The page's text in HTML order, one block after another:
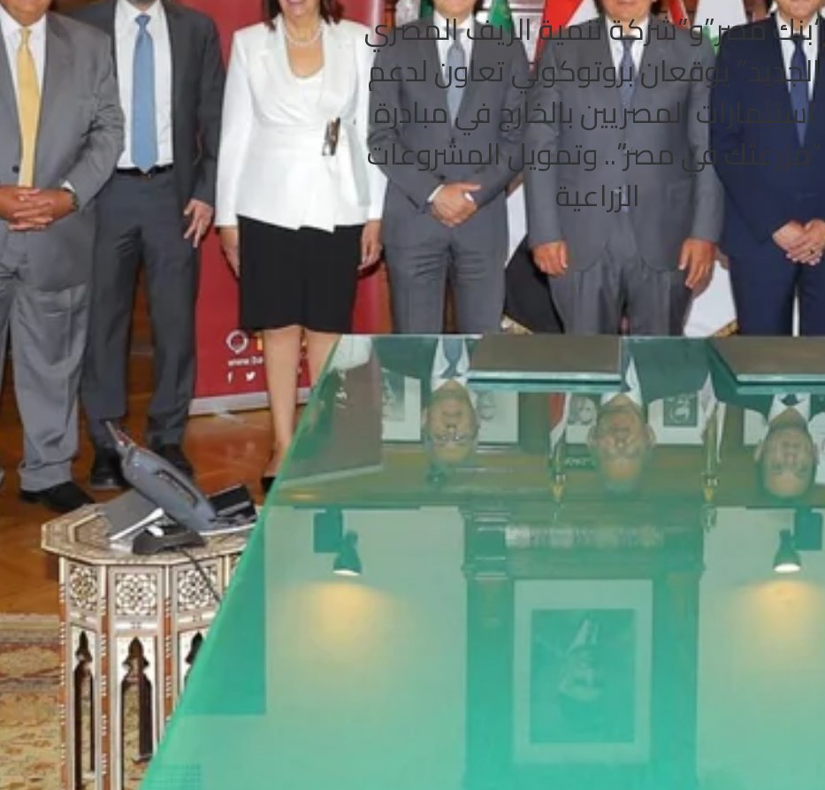
“بنك مصر”و”شركة تنمية الريف المصري
الجديد” يوقعان بروتوكولي تعاون لدعم
استثمارات المصريين بالخارج في مبادرة
“مزرعتك في مصر”.. وتمويل المشروعات
الزراعية